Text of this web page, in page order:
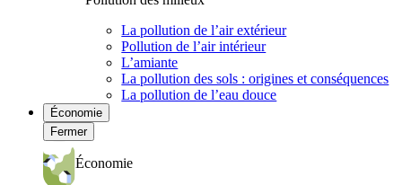
La pollution de l’air extérieur
Pollution de l’air intérieur
L’amiante
La pollution des sols : origines et conséquences
La pollution de l’eau douce
Économie
Fermer
Économie